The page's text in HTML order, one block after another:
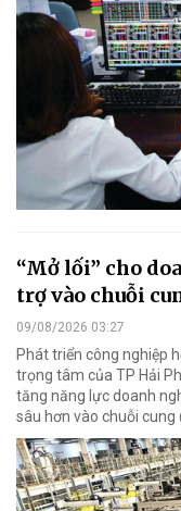
“Mở lối” cho
trợ vào chuỗi
09/08/2026 03:27
Phát triển công nghiệp
trọng tâm của TP Hải
tăng năng lực doanh
sâu hơn vào chuỗi cung